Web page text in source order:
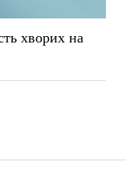
хворих на